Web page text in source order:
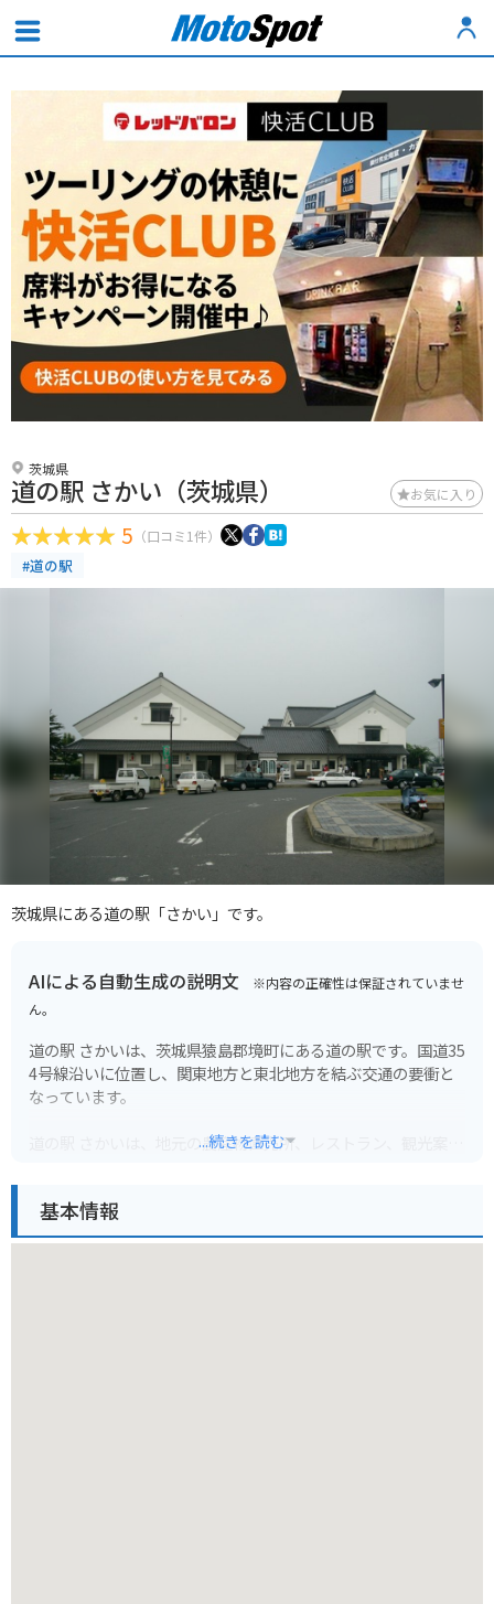
茨城県
道の駅 さかい（茨城県） お気に入り
5 （口コミ1件）
#道の駅
茨城県にある道の駅「さかい」です。
AIによる自動生成の説明文 ※内容の正確性は保証されていませ
ん。
道の駅 さかいは、茨城県猿島郡境町にある道の駅です。国道35
4号線沿いに位置し、関東地方と東北地方を結ぶ交通の要衝と
なっています。
道の駅 さかいは、地元の農産物直売所、レストラン、観光案内
農産物直売所では、地元で採れた新鮮な野菜や果物を購入する
...続きを読む
基本情報